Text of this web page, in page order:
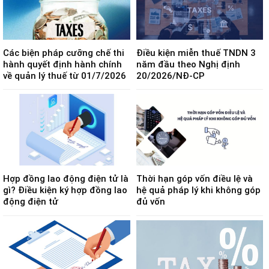
Các biện pháp cưỡng chế thi
hành quyết định hành chính
về quản lý thuế từ 01/7/2026
Điều kiện miễn thuế TNDN 3
năm đầu theo Nghị định
20/2026/NĐ-CP
Hợp đồng lao động điện tử là
gì? Điều kiện ký hợp đồng lao
động điện tử
Thời hạn góp vốn điều lệ và
hệ quả pháp lý khi không góp
đủ vốn